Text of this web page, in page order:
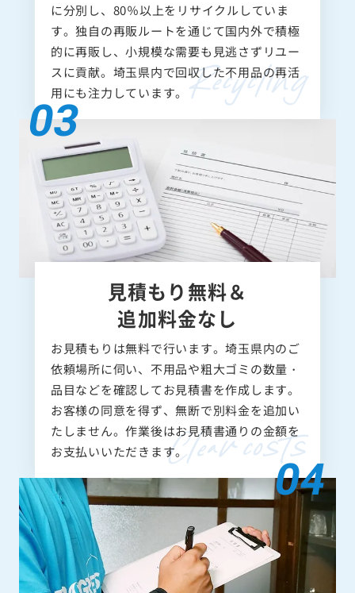
に分別し、80％以上をリサイクルしていま
す。独自の再販ルートを通じて国内外で積極
的に再販し、小規模な需要も見逃さずリユー
スに貢献。埼玉県内で回収した不用品の再活
用にも注力しています。
見積もり無料＆
追加料金なし
お見積もりは無料で行います。埼玉県内のご
依頼場所に伺い、不用品や粗大ゴミの数量・
品目などを確認してお見積書を作成します。
お客様の同意を得ず、無断で別料金を追加い
たしません。作業後はお見積書通りの金額を
お支払いいただきます。